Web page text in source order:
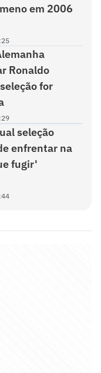
em 2006
Ronaldo
for
seleção
enfrentar na
fugir'